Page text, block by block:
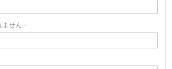
ません -